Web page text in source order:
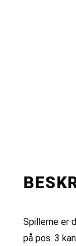
Spillerne er
på pos. 3